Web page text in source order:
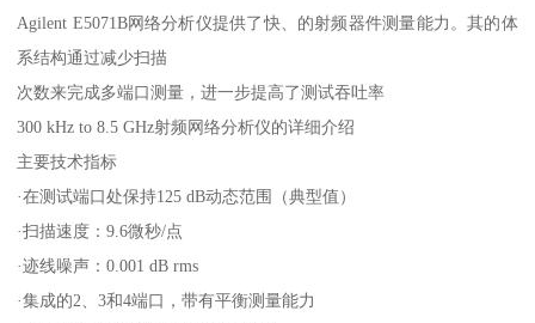
Agilent E5071B网络分析仪提供了快、的射频器件测量能力。其的体
系结构通过减少扫描
次数来完成多端口测量，进一步提高了测试吞吐率
300 kHz to 8.5 GHz射频网络分析仪的详细介绍
主要技术指标
·在测试端口处保持125 dB动态范围（典型值）
·扫描速度：9.6微秒/点
·迹线噪声：0.001 dB rms
·集成的2、3和4端口，带有平衡测量能力